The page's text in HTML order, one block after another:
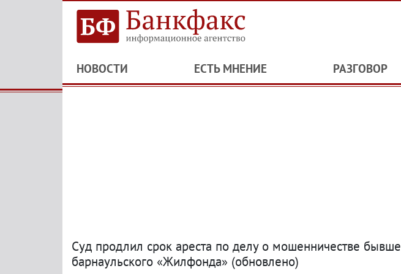
НОВОСТИ ЕСТЬ МНЕНИЕ РАЗГОВОР
Суд продлил срок ареста по делу о мошенничестве
барнаульского «Жилфонда» (обновлено)